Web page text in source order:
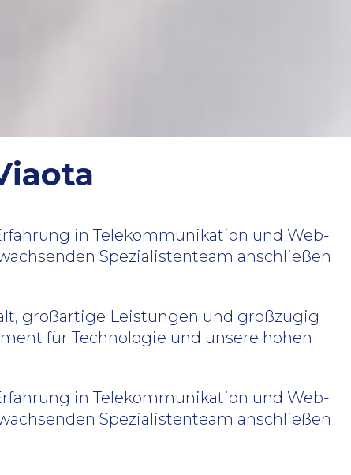
in Telekommunikation und Web-
Spezialistenteam anschließen
großartige Leistungen und großzügig
für Technologie und unsere hohen
in Telekommunikation und Web-
Spezialistenteam anschließen